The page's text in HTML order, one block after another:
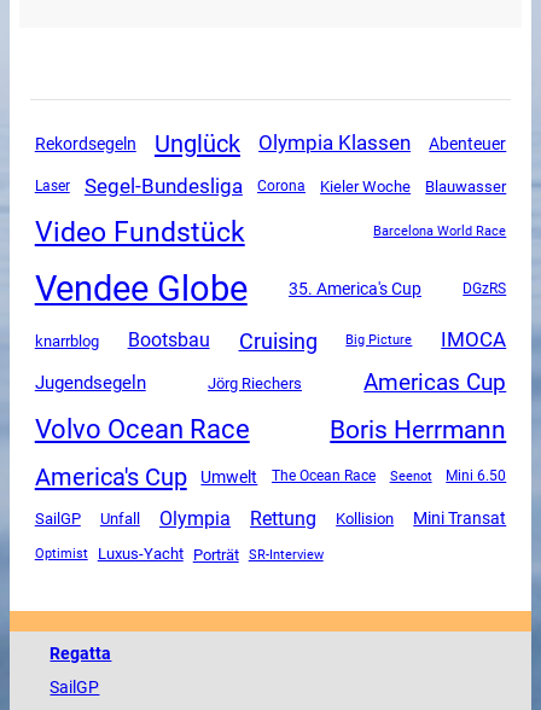
Rekordsegeln Unglück Olympia Klassen Abenteuer
Laser Segel-Bundesliga Corona Kieler Woche Blauwasser
Video Fundstück Barcelona World Race
Vendee Globe 35. America's Cup DGzRS
knarrblog Bootsbau Cruising Big Picture IMOCA
Jugendsegeln Jörg Riechers Americas Cup
Volvo Ocean Race Boris Herrmann
America's Cup Umwelt The Ocean Race Seenot Mini 6.50
SailGP Unfall Olympia Rettung Kollision Mini Transat
Optimist Luxus-Yacht Porträt SR-Interview
Regatta
SailGP